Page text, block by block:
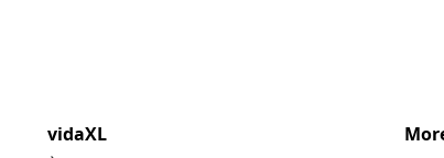
vidaXL